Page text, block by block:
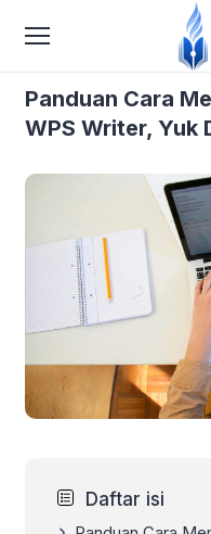
Panduan Cara
WPS Writer, Yuk
Daftar isi